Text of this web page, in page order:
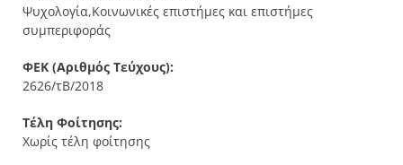
Ψυχολογία,Κοινωνικές επιστήμες και επιστήμες
συμπεριφοράς
ΦΕΚ (Αριθμός Τεύχους):
2626/τΒ/2018
Τέλη Φοίτησης:
Χωρίς τέλη φοίτησης